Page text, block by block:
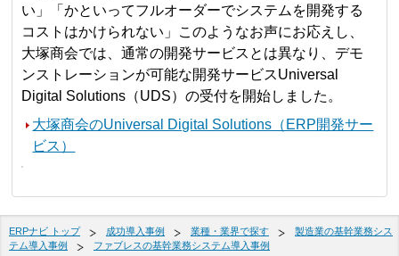
い」「かといってフルオーダーでシステムを開発する
コストはかけられない」このようなお声にお応えし、
大塚商会では、通常の開発サービスとは異なり、デモ
ンストレーションが可能な開発サービスUniversal
Digital Solutions（UDS）の受付を開始しました。
大塚商会のUniversal Digital Solutions（ERP開発サー
ビス）
ERPナビ トップ 成功導入事例 業種・業界で探す
製造業の基幹業務シス
テム導入事例
ファブレスの基幹業務システム導入事例